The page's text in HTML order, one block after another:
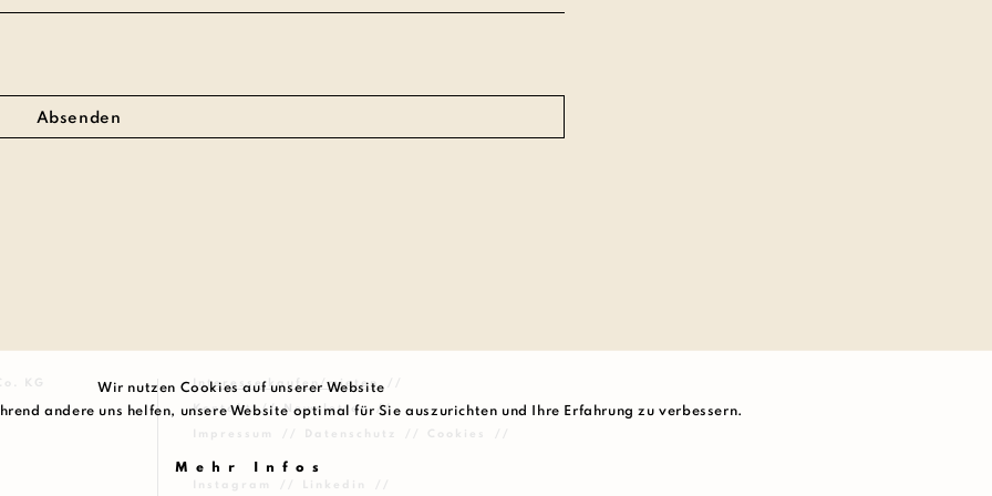
Wir nutzen Cookies auf unserer Website
andere uns helfen, unsere Website optimal für Sie auszurichten und Ihre Erfahrung zu verbessern.
Mehr Infos
KG Interesse kaufen/mieten
Kontakt Newsletter
Impressum Datenschutz Cookies
Instagram Linkedin